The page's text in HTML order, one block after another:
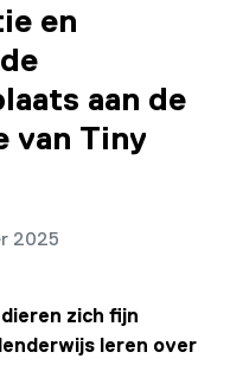
en
aan de
van Tiny
2025
zich fijn
leren over